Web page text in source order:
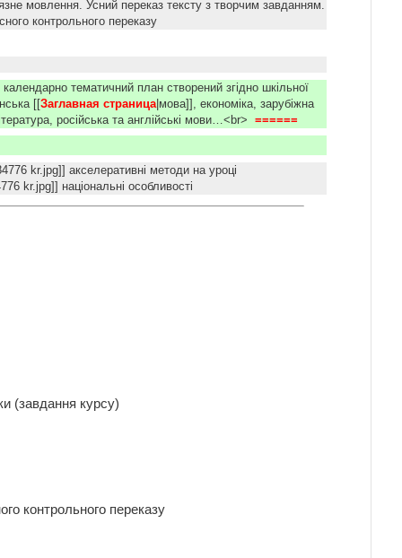
мовлення. Усний переказ тексту з творчим завданням.
контрольного переказу
тематичний план створений згідно шкільної
[[ Заглавная страница|мова]], економіка, зарубіжна
російська та англійські мови…<br>
======
kr.jpg]] акселеративні методи на уроці
kr.jpg]] національні особливості
(завдання курсу)
контрольного переказу